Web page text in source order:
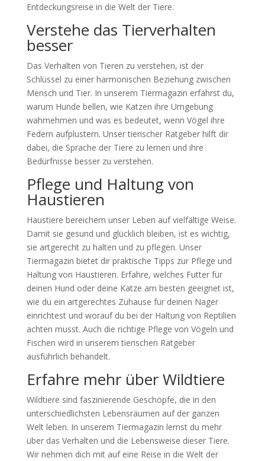
Entdeckungsreise in die Welt der Tiere.
Verstehe das Tierverhalten
besser
Das Verhalten von Tieren zu verstehen, ist der
Schlüssel zu einer harmonischen Beziehung zwischen
Mensch und Tier. In unserem Tiermagazin erfährst du,
warum Hunde bellen, wie Katzen ihre Umgebung
wahrnehmen und was es bedeutet, wenn Vögel ihre
Federn aufplustern. Unser tierischer Ratgeber hilft dir
dabei, die Sprache der Tiere zu lernen und ihre
Bedürfnisse besser zu verstehen.
Pflege und Haltung von
Haustieren
Haustiere bereichern unser Leben auf vielfältige Weise.
Damit sie gesund und glücklich bleiben, ist es wichtig,
sie artgerecht zu halten und zu pflegen. Unser
Tiermagazin bietet dir praktische Tipps zur Pflege und
Haltung von Haustieren. Erfahre, welches Futter für
deinen Hund oder deine Katze am besten geeignet ist,
wie du ein artgerechtes Zuhause für deinen Nager
einrichtest und worauf du bei der Haltung von Reptilien
achten musst. Auch die richtige Pflege von Vögeln und
Fischen wird in unserem tierischen Ratgeber
ausführlich behandelt.
Erfahre mehr über Wildtiere
Wildtiere sind faszinierende Geschöpfe, die in den
unterschiedlichsten Lebensräumen auf der ganzen
Welt leben. In unserem Tiermagazin lernst du mehr
über das Verhalten und die Lebensweise dieser Tiere.
Wir nehmen dich mit auf eine Reise in die Welt der